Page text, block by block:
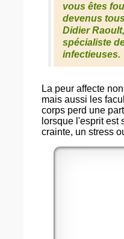
vous êtes
devenus
Didier Raoult
spécialiste
infectieuses.
La peur affecte
mais aussi les
corps perd une
lorsque l'esprit est
crainte, un stress